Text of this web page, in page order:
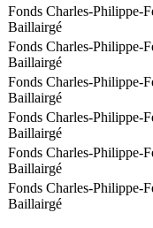
Fonds Charles-Philippe-
Baillairgé
Fonds Charles-Philippe-
Baillairgé
Fonds Charles-Philippe-
Baillairgé
Fonds Charles-Philippe-
Baillairgé
Fonds Charles-Philippe-
Baillairgé
Fonds Charles-Philippe-
Baillairgé